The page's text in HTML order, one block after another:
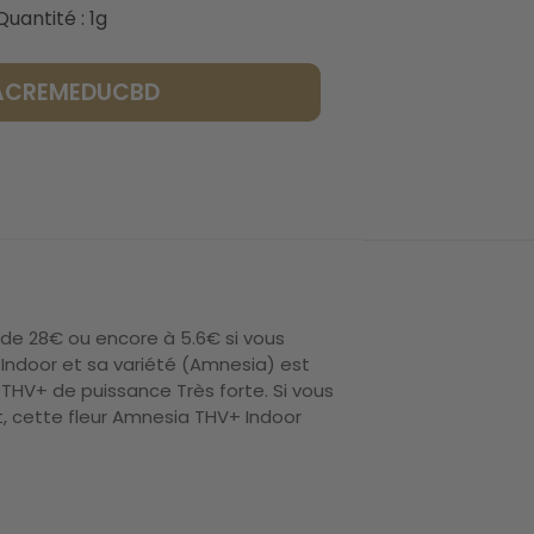
: 1g
28€ ou encore à 5.6€ si vous
Indoor et sa variété (Amnesia) est
de puissance Très forte. Si vous
fleur Amnesia THV+ Indoor